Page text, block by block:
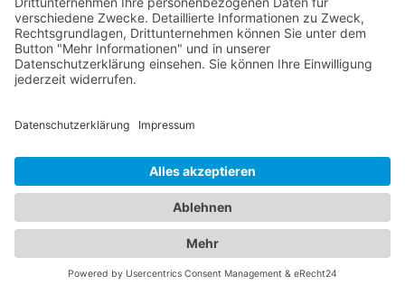
Hotels. Egal ob Sie nach einem luxuriösen Resort,
einem charmanten Boutique-Hotel oder einem
gemütlichen Bed & Breakfast suchen - unser
Branchenportal präsentiert Ihnen eine breite
sich über Ausstattung, Lage, Preise und
planen. Unser Branchenportal vereint die besten
Informationen zu Abschleppdiensten und Hotels.
Wir legen Wert darauf, Ihnen sowohl bei
unvorhergesehenen Fahrzeugproblemen als auch
bei der Suche nach komfortabler Unterkunft
behilflich zu sein. Verlassen Sie sich auf unsere